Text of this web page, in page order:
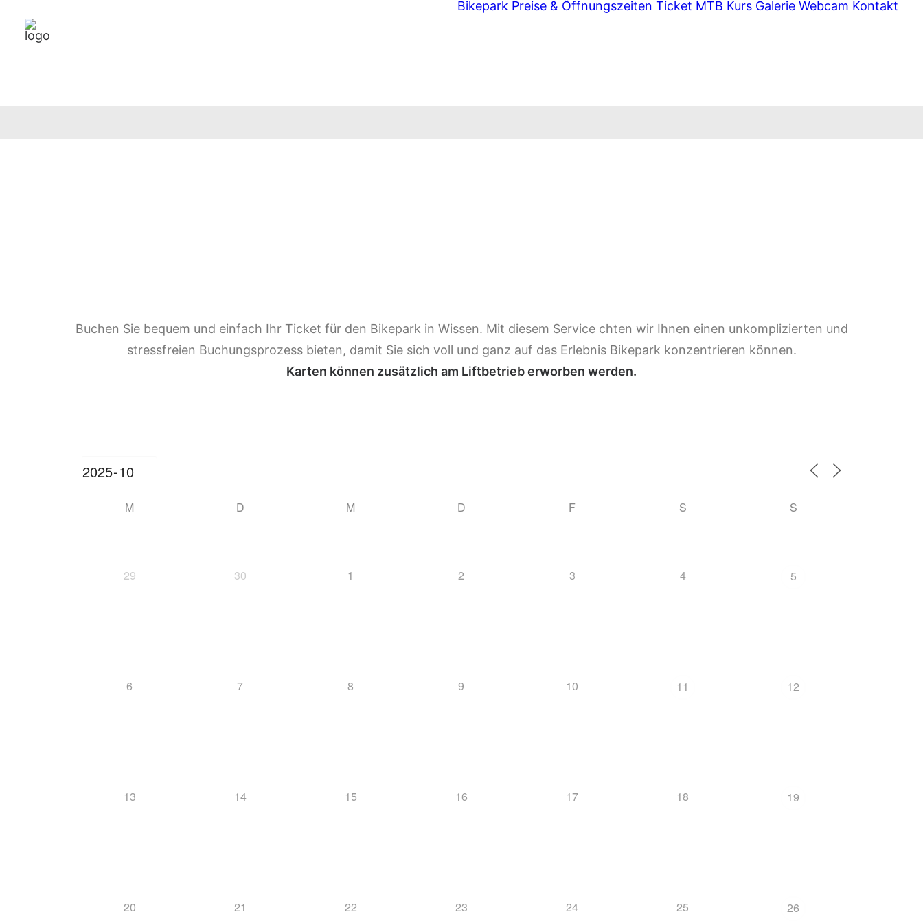
Bikepark Preise & Öffnungszeiten Ticket MTB Kurs Galerie Webcam Kontakt
Buchen Sie bequem und einfach Ihr Ticket für den Bikepark in Wissen. Mit diesem Service chten wir Ihnen einen unkomplizierten und
stressfreien Buchungsprozess bieten, damit Sie sich voll und ganz auf das Erlebnis Bikepark konzentrieren können.
Karten können zusätzlich am Liftbetrieb erworben werden.
M D M D F S S
29 30 1 2 3 4 5
6 7 8 9 10 11 12
13 14 15 16 17 18 19
20 21 22 23 24 25 26